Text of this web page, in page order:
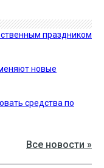
праздником
новые
средства по
Все новости »